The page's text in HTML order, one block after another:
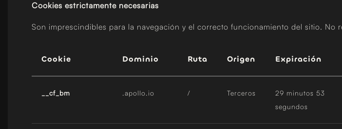
Cookies estrictamente necesarias
Son imprescindibles para la navegación y el correcto funcionamiento del sitio. No
Cookie Dominio Ruta Origen Expiración
__cf_bm .apollo.io / Terceros
29 minutos 53
segundos